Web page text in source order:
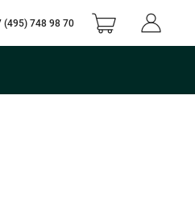
(495) 748 98 70